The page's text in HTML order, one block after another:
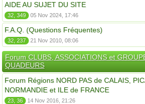
AIDE AU SUJET DU SITE
32, 349 05 Nov 2024, 17:46
F.A.Q. (Questions Fréquentes)
32, 237 21 Nov 2010, 08:06
Forum CLUBS, ASSOCIATIONS et
QUADEURS
Forum Régions NORD PAS de CALAIS,
NORMANDIE et ILE de FRANCE
23, 36 14 Nov 2016, 21:26